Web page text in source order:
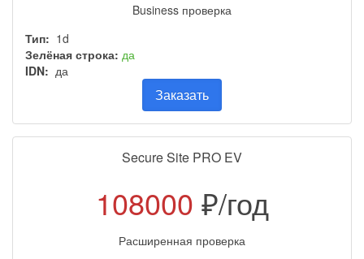
Business проверка
Тип: 1d
Зелёная строка: да
IDN: да
Заказать
Secure Site PRO EV
108000 ₽/год
Расширенная проверка